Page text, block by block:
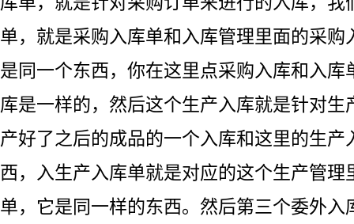
单，就是采购入库单和入库管理里面的采购
是同一个东西，你在这里点采购入库和入库
库是一样的，然后这个生产入库就是针对生
产好了之后的成品的一个入库和这里的生产
西，入生产入库单就是对应的这个生产管理
单，它是同一样的东西。然后第三个委外入